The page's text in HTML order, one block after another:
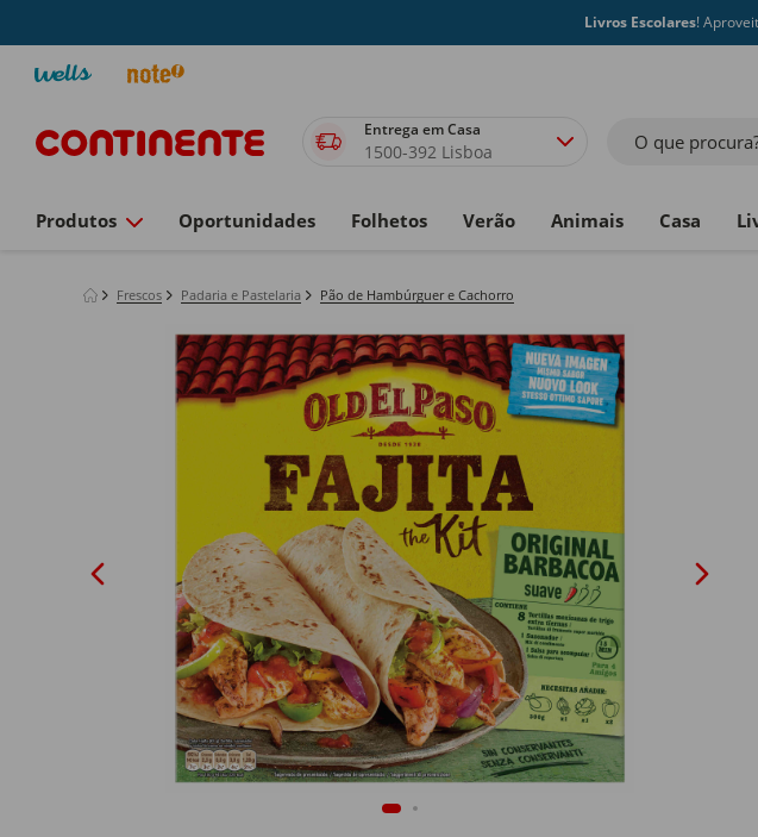
Livros Escolares!
Entrega em Casa
1500-392 Lisboa O que
Produtos Oportunidades Folhetos Verão Animais Casa
Frescos Padaria e Pastelaria Pão de Hambúrguer e Cachorro